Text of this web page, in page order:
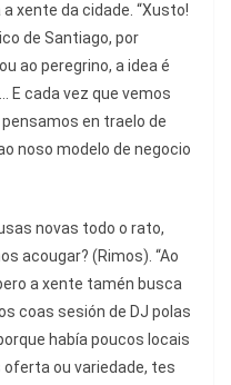
xente da cidade. “Xusto!
de Santiago, por
ao peregrino, a idea é
E cada vez que vemos
en traelo de
noso modelo de negocio
novas todo o rato,
acougar? (Rimos). “Ao
a xente tamén busca
coas sesión de DJ polas
había poucos locais
oferta ou variedade, tes